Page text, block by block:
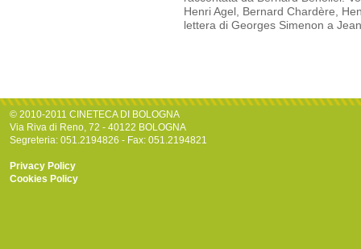
Henri Agel, Bernard Chardère,
lettera di Georges Simenon a
© 2010-2011 CINETECA DI BOLOGNA
Via Riva di Reno, 72 - 40122 BOLOGNA
Segreteria: 051.2194826 - Fax: 051.2194821
Privacy Policy
Cookies Policy